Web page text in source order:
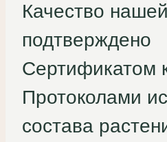
Качество
подтверждено
Сертификатом
Протоколами
состава